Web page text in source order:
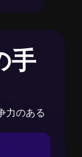
手
力のある